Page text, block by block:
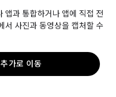
앱과 통합하거나 앱에 직접 전
서 사진과 동영상을 캡처할 수
가로 이동